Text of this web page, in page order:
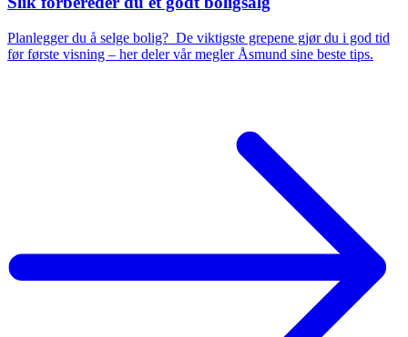
Planlegger du å selge bolig? De viktigste grepene gjør du i god tid
før første visning – her deler vår megler Åsmund sine beste tips.